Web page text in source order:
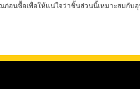
อนซื้อเพื่อให้แน่ใจว่าชิ้นส่วนนี้เหมาะสมกั